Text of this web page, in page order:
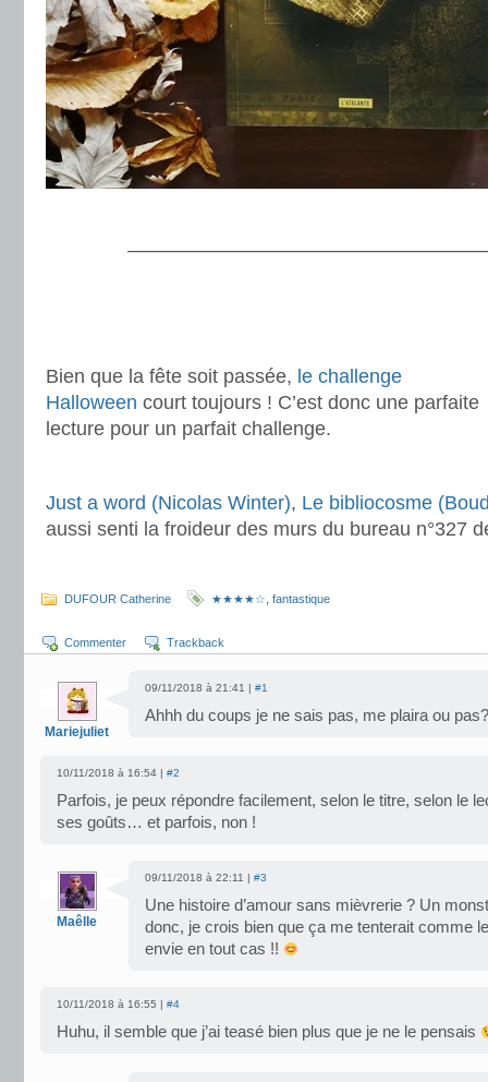
Bien que la fête soit passée, le challenge
Halloween court toujours ! C’est donc une parfaite
lecture pour un parfait challenge.
Just a word (Nicolas Winter), Le bibliocosme
aussi senti la froideur des murs du bureau n°327
DUFOUR Catherine ★★★★☆ fantastique
Commenter Trackback
Mariejuliet
09/11/2018 à 21:41 | #1
Ahhh du coups je ne sais pas, me plaira ou pas?
10/11/2018 à 16:54 | #2
Parfois, je peux répondre facilement, selon le titre, selon le
ses goûts… et parfois, non !
Maêlle
09/11/2018 à 22:11 | #3
Une histoire d’amour sans mièvrerie ? Un
donc, je crois bien que ça me tenterait comme
envie en tout cas !!
10/11/2018 à 16:55 | #4
Huhu, il semble que j’ai teasé bien plus que je ne le pensais